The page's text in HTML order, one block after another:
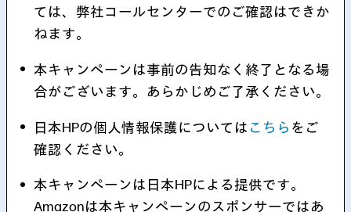
ては、弊社コールセンターでのご確認はできか
ねます。
本キャンペーンは事前の告知なく終了となる場
合がございます。あらかじめご了承ください。
日本HPの個人情報保護については こちら をご
確認ください。
本キャンペーンは日本HPによる提供です。
Amazonは本キャンペーンのスポンサーではあ